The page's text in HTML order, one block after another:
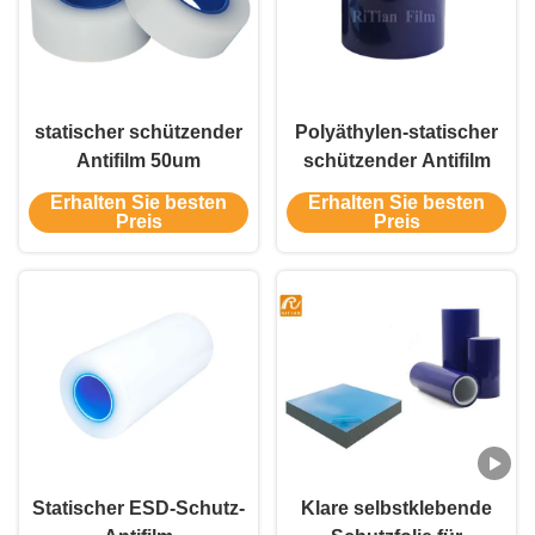
statischer schützender
Antifilm 50um
Erhalten Sie besten
Preis
Polyäthylen-statischer
schützender Antifilm
Erhalten Sie besten
Preis
Statischer ESD-Schutz-
Klare selbstklebende